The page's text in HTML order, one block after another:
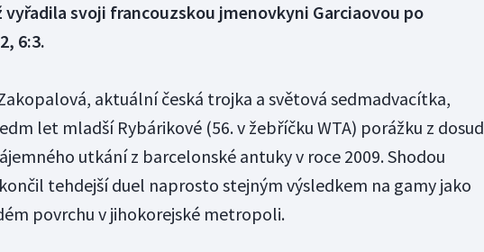
vyřadila svoji francouzskou jmenovkyni Garciaovou po
6:3.
aktuální česká trojka a světová sedmadvacítka,
let mladší Rybárikové (56. v žebříčku WTA) porážku z dosud
utkání z barcelonské antuky v roce 2009. Shodou
tehdejší duel naprosto stejným výsledkem na gamy jako
povrchu v jihokorejské metropoli.